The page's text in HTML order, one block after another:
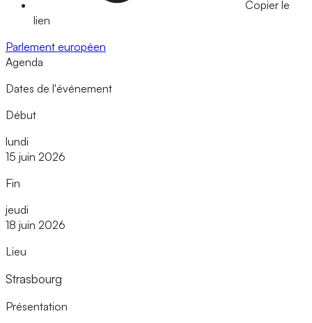
Copier le
lien
Parlement européen
Agenda
Dates de l'événement
Début
lundi
15 juin 2026
Fin
jeudi
18 juin 2026
Lieu
Strasbourg
Présentation